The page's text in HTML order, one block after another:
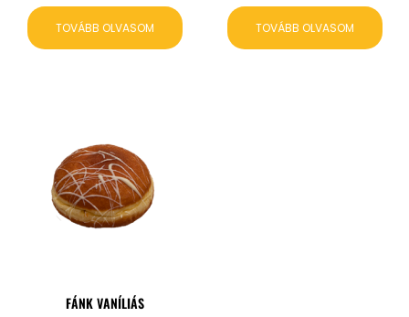
TOVÁBB OLVASOM TOVÁBB OLVASOM
FÁNK VANÍLIÁS